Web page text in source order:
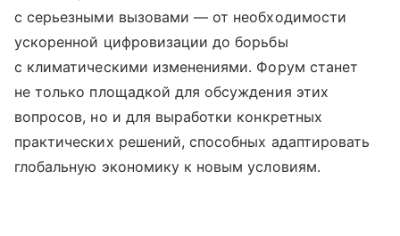
с серьезными вызовами — от необходимости
ускоренной цифровизации до борьбы
с климатическими изменениями. Форум станет
не только площадкой для обсуждения этих
вопросов, но и для выработки конкретных
практических решений, способных адаптировать
глобальную экономику к новым условиям.